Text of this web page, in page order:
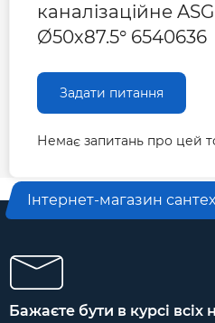
каналізаційне
Ø50х87.5° 6540636
Задати питання
Немає запитань про цей
Інтернет-магазин
Бажаєте бути в курсі